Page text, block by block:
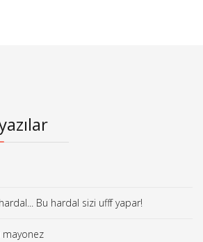
Bu hardal sizi ufff yapar!
mayonez